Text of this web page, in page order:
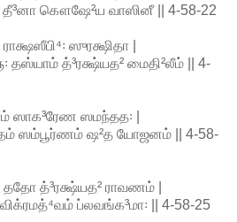
கௌஷே²ய வாஸினீ || 4-58-22
ஸுரக்ஷிதா |
த்³ரக்ஷ்யத² மைதி²லீம் || 4-
ஸாக³ரேண ஸமந்தத꞉ |
ஸம்பூர்ணம் ஷ²த யோஜனம் || 4-58-
த்³ரக்ஷ்யத² ராவணம் |
ப்லவங்க³மா꞉ || 4-58-25